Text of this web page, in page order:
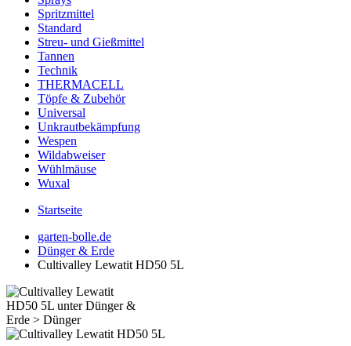
Spritzmittel
Standard
Streu- und Gießmittel
Tannen
Technik
THERMACELL
Töpfe & Zubehör
Universal
Unkrautbekämpfung
Wespen
Wildabweiser
Wühlmäuse
Wuxal
Startseite
garten-bolle.de
Dünger & Erde
Cultivalley Lewatit HD50 5L